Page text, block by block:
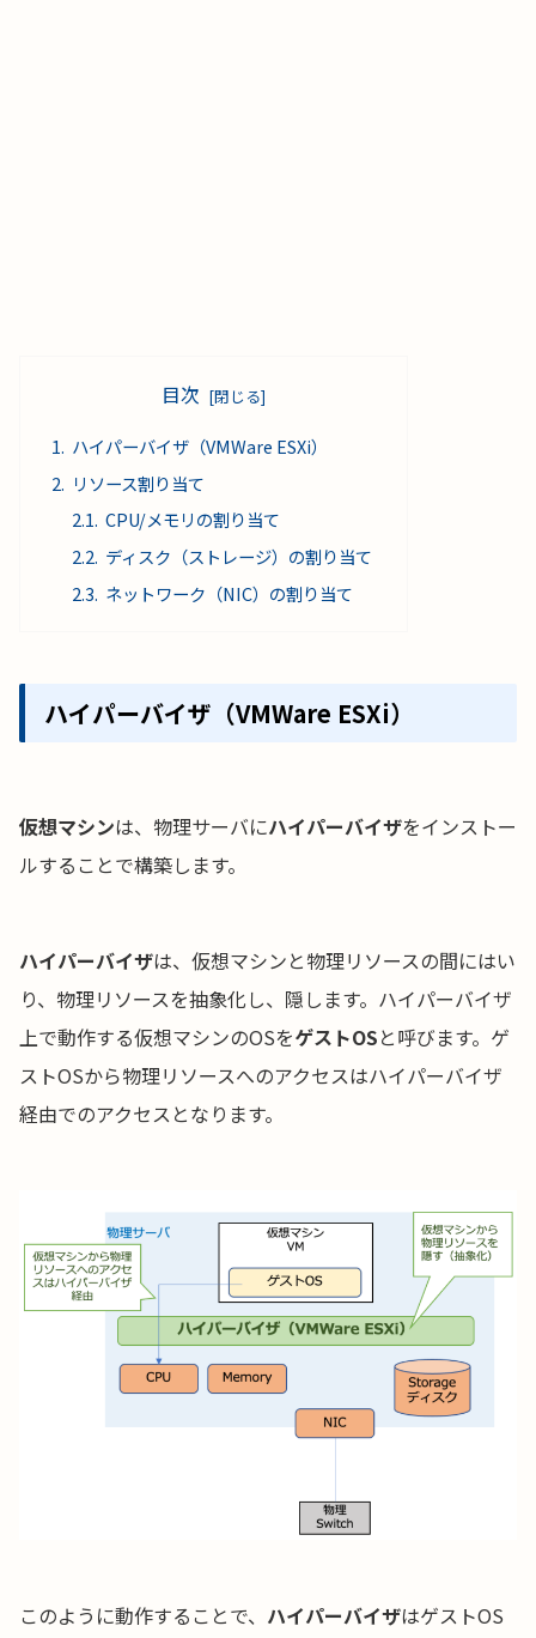
目次
ハイパーバイザ（VMWare ESXi）
リソース割り当て
CPU/メモリの割り当て
ディスク（ストレージ）の割り当て
ネットワーク（NIC）の割り当て
ハイパーバイザ（VMWare ESXi）
仮想マシンは、物理サーバにハイパーバイザをインストー
ルすることで構築します。
ハイパーバイザは、仮想マシンと物理リソースの間にはい
り、物理リソースを抽象化し、隠します。ハイパーバイザ
上で動作する仮想マシンのOSをゲストOSと呼びます。ゲ
ストOSから物理リソースへのアクセスはハイパーバイザ
経由でのアクセスとなります。
このように動作することで、 ハイパーバイザはゲストOS